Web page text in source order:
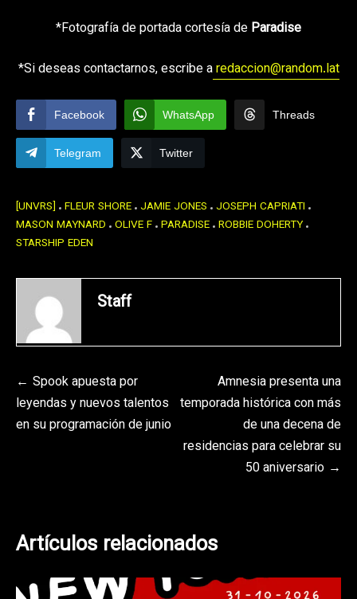
*Fotografía de portada cortesía de Paradise
*Si deseas contactarnos, escribe aredaccion@random.lat
Facebook WhatsApp Threads
Telegram Twitter
[UNVRS] FLEUR SHORE JAMIE JONES JOSEPH CAPRIATI
MASON MAYNARD OLIVE F PARADISE ROBBIE DOHERTY
STARSHIP EDEN
Staff
Navegación
de
Spook apuesta por
leyendas y nuevos talentos
en su programación de junio
Amnesia presenta una
temporada histórica con más
de una decena de
residencias para celebrar su
50 aniversario
Artículos relacionados